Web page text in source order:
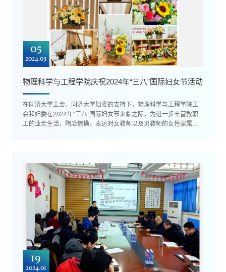
05
2024.03
物理科学与工程学院庆祝2024年“三八”国际妇女节活动
在同济大学工会、同济大学妇委的支持下，物理科学与工程学院工
会和妇委在2024年“三八”国际妇女节来临之际，为进一步丰富教职
工的业余生活，陶冶情操，表达对女教师以及男教师的女性家属的
19
2024.01